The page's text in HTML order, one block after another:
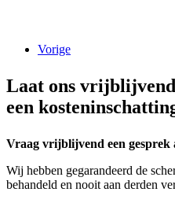
Vorige
Laat ons vrijblijvend
een
Vraag vrijblijvend een gesprek
Wij hebben gegarandeerd de
behandeld en nooit aan derden